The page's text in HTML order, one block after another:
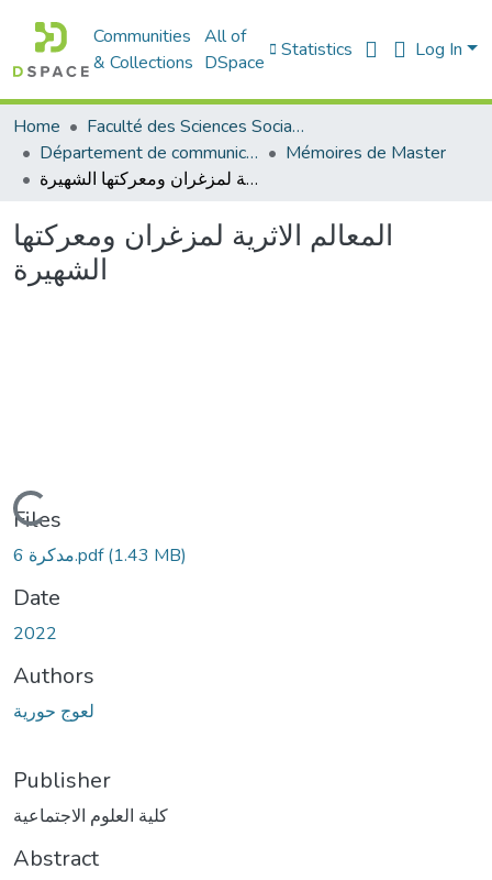
Communities
& Collections
All of
DSpace
Statistics Log In
Home
Faculté des Sciences Sociales
Département de communication
Mémoires de Master
المعالم الاثرية لمزغران ومعركتها الشهيرة
المعالم الاثرية لمزغران ومعركتها
الشهيرة
Loading...
Files
مدكرة 6.pdf(1.43 MB)
Date
2022
Authors
لعوج حورية
Publisher
كلية العلوم الاجتماعية
Abstract